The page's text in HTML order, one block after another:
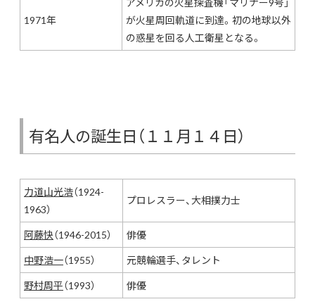
1971年
が火星周回軌道に到達。初の地球以外
の惑星を回る人工衛星となる。
有名人の誕生日（１１月１４日）
力道山光浩（1924-
1963）
プロレスラー、大相撲力士
阿藤快（1946-2015）
俳優
中野浩一（1955）
元競輪選手、タレント
野村周平（1993） 俳優